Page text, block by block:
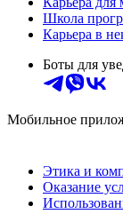
Школа
Карьера в
Боты для
Мобильное
Этика и
Оказание